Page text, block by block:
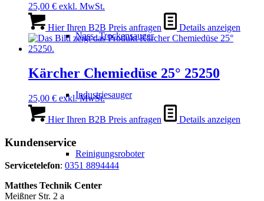
Nass- Trockensauger
Industriesauger
Reinigungsroboter
25,00 € exkl. MwSt.
Hier Ihren B2B Preis anfragen Details anzeigen
Kärcher Chemiedüse 25° 25250
25,00 € exkl. MwSt.
Hier Ihren B2B Preis anfragen Details anzeigen
Kundenservice
Servicetelefon: 0351 8894444
Matthes Technik Center
Meißner Str. 2 a